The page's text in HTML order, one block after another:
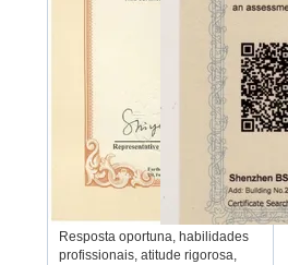
Resposta oportuna, habilidades
profissionais, atitude rigorosa,